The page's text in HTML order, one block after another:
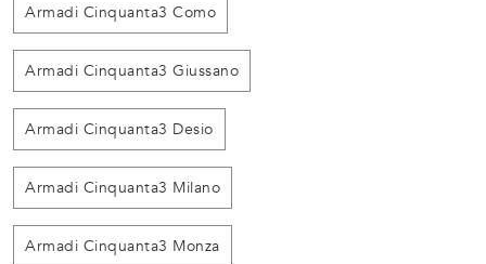
Armadi Cinquanta3 Como
Armadi Cinquanta3 Giussano
Armadi Cinquanta3 Desio
Armadi Cinquanta3 Milano
Armadi Cinquanta3 Monza